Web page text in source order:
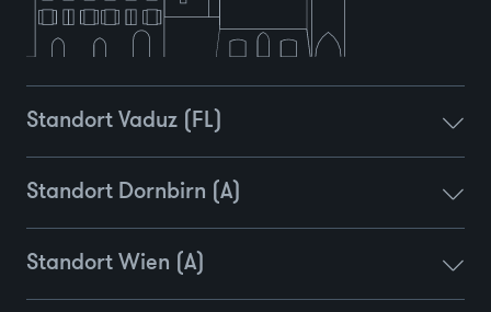
Standort Vaduz (FL)
Standort Dornbirn (A)
Standort Wien (A)